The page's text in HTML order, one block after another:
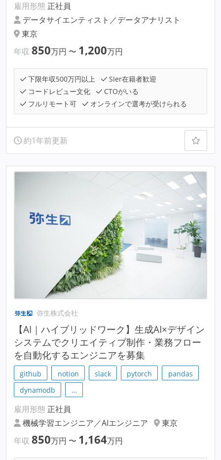
雇用形態 正社員
データサイエンティスト／データアナリスト
東京
年収 850万円 〜 1,200万円
下限年収500万円以上
SIer在籍者歓迎
コードレビュー文化
CTOがいる
フルリモート可
オンラインで選考が受けられる
約1年前更新
弥生株式会社
【AI｜ハイブリッドワーク】生成AI×デザイン
システムでクリエイティブ制作・業務フロー
を自動化するエンジニアを募集
github notion slack pytorch
pandas
dynamodb
…
雇用形態 正社員
機械学習エンジニア／AIエンジニア
東京
年収 850万円 〜 1,164万円